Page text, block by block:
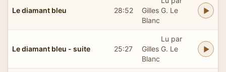
Le diamant bleu 28:52
Gilles G. Le
Blanc
Le diamant bleu - suite 25:27
Lu par
Gilles G. Le
Blanc